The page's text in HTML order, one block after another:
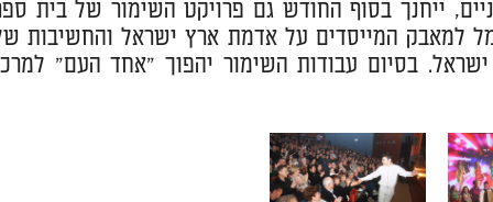
ייחנך בסוף החודש גם פרויקט השימור של בית
למאבק המייסדים על אדמת ארץ ישראל והחשיבות
בסיום עבודות השימור יהפוך "אחד העם"